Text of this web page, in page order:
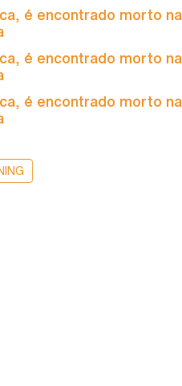
é encontrado morto na
é encontrado morto na
é encontrado morto na